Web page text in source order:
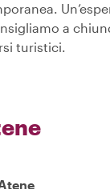
a
turistici.